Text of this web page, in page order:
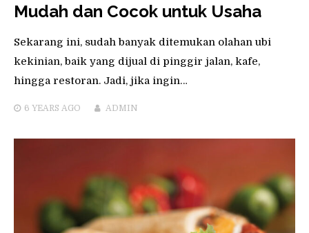
Mudah dan Cocok untuk Usaha
Sekarang ini, sudah banyak ditemukan olahan ubi
kekinian, baik yang dijual di pinggir jalan, kafe,
hingga restoran. Jadi, jika ingin…
6 YEARS AGO ADMIN